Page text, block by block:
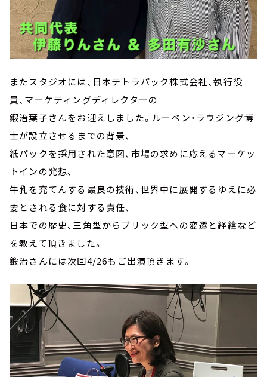
またスタジオには、日本テトラパック株式会社、執行役
員、マーケティングディレクターの
鍜治葉子さんをお迎えしました。ルーベン・ラウジング博
士が設立させるまでの背景、
紙パックを採用された意図、市場の求めに応えるマーケッ
トインの発想、
牛乳を充てんする最良の技術、世界中に展開するゆえに必
要とされる食に対する責任、
日本での歴史、三角型からブリック型への変遷と経緯など
を教えて頂きました。
鍛治さんには次回4/26もご出演頂きます。